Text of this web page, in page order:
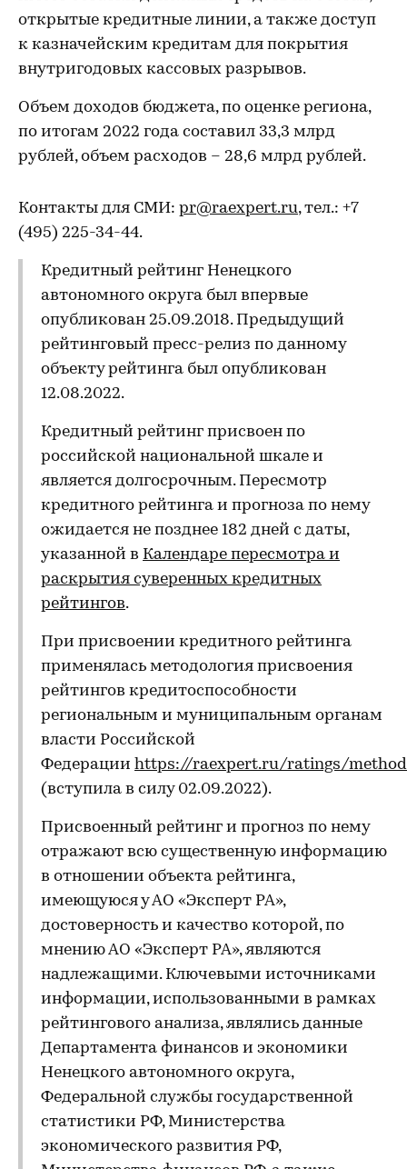
открытые кредитные линии, а также доступ
к казначейским кредитам для покрытия
внутригодовых кассовых разрывов.
Объем доходов бюджета, по оценке региона,
по итогам 2022 года составил 33,3 млрд
рублей, объем расходов – 28,6 млрд рублей.
Контакты для СМИ: pr@raexpert.ru, тел.: +7
(495) 225-34-44.
Кредитный рейтинг Ненецкого
автономного округа был впервые
опубликован 25.09.2018. Предыдущий
рейтинговый пресс-релиз по данному
объекту рейтинга был опубликован
12.08.2022.
Кредитный рейтинг присвоен по
российской национальной шкале и
является долгосрочным. Пересмотр
кредитного рейтинга и прогноза по нему
ожидается не позднее 182 дней с даты,
указанной в Календаре пересмотра и
раскрытия суверенных кредитных
рейтингов.
При присвоении кредитного рейтинга
применялась методология присвоения
рейтингов кредитоспособности
региональным и муниципальным органам
власти Российской
Федерации https://raexpert.ru/ratings/
(вступила в силу 02.09.2022).
Присвоенный рейтинг и прогноз по нему
отражают всю существенную информацию
в отношении объекта рейтинга,
имеющуюся у АО «Эксперт РА»,
достоверность и качество которой, по
мнению АО «Эксперт РА», являются
надлежащими. Ключевыми источниками
информации, использованными в рамках
рейтингового анализа, являлись данные
Департамента финансов и экономики
Ненецкого автономного округа,
Федеральной службы государственной
статистики РФ, Министерства
экономического развития РФ,